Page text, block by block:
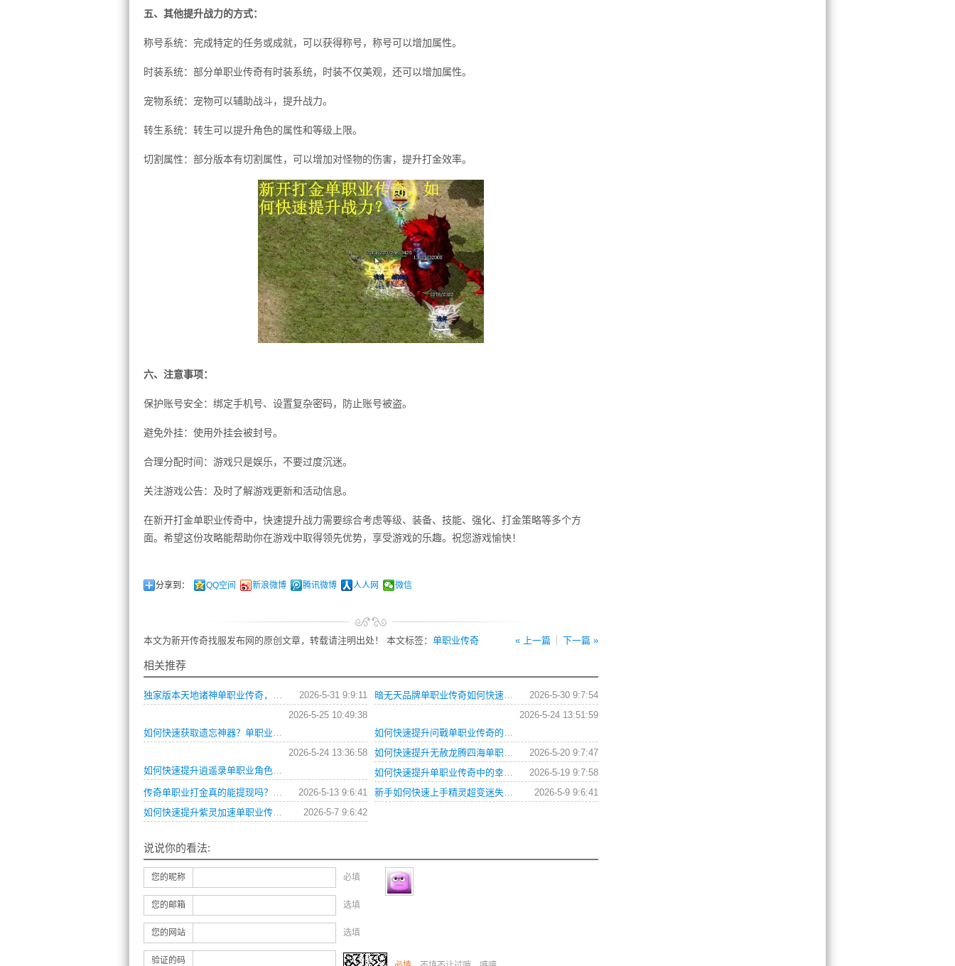
五、其他提升战力的方式：
称号系统：完成特定的任务或成就，可以获得称号，称号可以增加属性。
时装系统：部分单职业传奇有时装系统，时装不仅美观，还可以增加属性。
宠物系统：宠物可以辅助战斗，提升战力。
转生系统：转生可以提升角色的属性和等级上限。
切割属性：部分版本有切割属性，可以增加对怪物的伤害，提升打金效率。
六、注意事项：
保护账号安全：绑定手机号、设置复杂密码，防止账号被盗。
避免外挂：使用外挂会被封号。
合理分配时间：游戏只是娱乐，不要过度沉迷。
关注游戏公告：及时了解游戏更新和活动信息。
在新开打金单职业传奇中，快速提升战力需要综合考虑等级、装备、技能、强化、打金策略等多个方
面。希望这份攻略能帮助你在游戏中取得领先优势，享受游戏的乐趣。祝您游戏愉快！
分享到： QQ空间 新浪微博 腾讯微博 人人网 微信
« 上一篇 下一篇 »
本文为新开传奇找服发布网的原创文章，转载请注明出处！ 本文标签： 单职业传奇
相关推荐
2026-5-31 9:9:11
独家版本天地诸神单职业传奇，如何快速提升战力？ 2026-5-30 9:7:54
暗无天品牌单职业传奇如何快速提升战力？
2026-5-25 10:49:38
如何快速获取遗忘神器？单职业传奇之巅最强装备路线是什么？追寻失落记忆任务卡关了怎么办？
2026-5-24 13:51:59
如何快速提升问戰单职业传奇的战斗力？
2026-5-24 13:36:58
如何快速提升逍遥录单职业角色等级？
2026-5-20 9:7:47
如何快速提升无赦龙腾四海单职业角色等级？
2026-5-19 9:7:58
如何快速提升单职业传奇中的幸运值和极品爆率？
2026-5-13 9:6:41
传奇单职业打金真的能提现吗？这份攻略告诉你答案 2026-5-9 9:6:41
新手如何快速上手精灵超变迷失单职业66666？这份攻略为你解答所有疑问。
2026-5-7 9:6:42
如何快速提升紫灵加速单职业传奇的战斗力？
说说你的看法:
您的昵称 必填
您的邮箱 选填
您的网站 选填
验证的码